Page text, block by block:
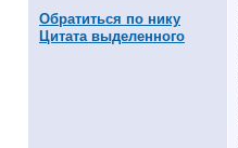
Обратиться по нику
Цитата выделенного